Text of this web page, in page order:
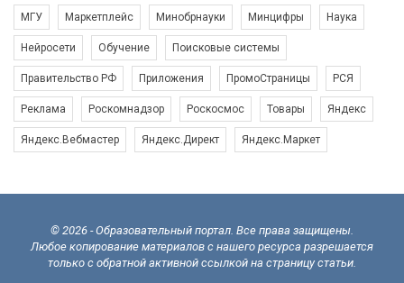
МГУ Маркетплейс Минобрнауки Минцифры Наука
Нейросети Обучение Поисковые системы
Правительство РФ Приложения ПромоСтраницы РСЯ
Реклама Роскомнадзор Роскосмос Товары Яндекс
Яндекс.Вебмастер Яндекс.Директ Яндекс.Маркет
© 2026 - Образовательный портал. Все права защищены.
Любое копирование материалов с нашего ресурса разрешается
только с обратной активной ссылкой на страницу статьи.